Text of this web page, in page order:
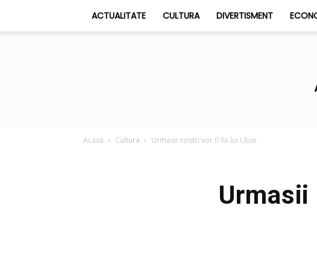
ACTUALITATE CULTURA DIVERTISMENT
Acasă Cultura Urmasii nostri vor fi fiii lui Ulise